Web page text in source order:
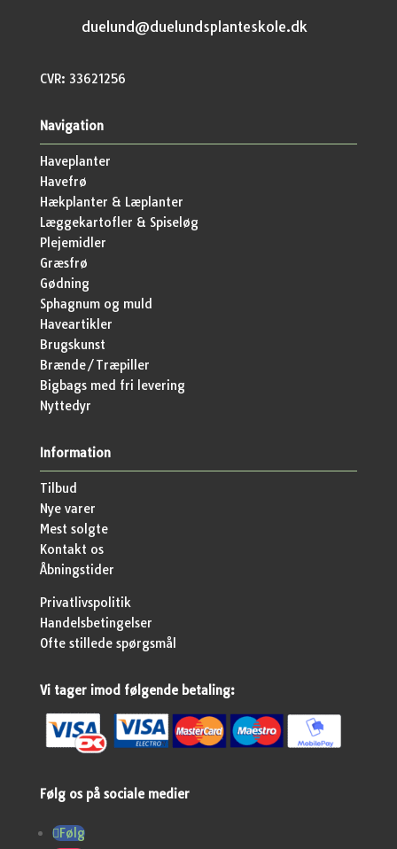
duelund@duelundsplanteskole.dk
CVR: 33621256
Navigation
Haveplanter
Havefrø
Hækplanter & Læplanter
Læggekartofler & Spiseløg
Plejemidler
Græsfrø
Gødning
Sphagnum og muld
Haveartikler
Brugskunst
Brænde/Træpiller
Bigbags med fri levering
Nyttedyr
Information
Tilbud
Nye varer
Mest solgte
Kontakt os
Åbningstider
Privatlivspolitik
Handelsbetingelser
Ofte stillede spørgsmål
Vi tager imod følgende betaling:
Følg os på sociale medier
Følg